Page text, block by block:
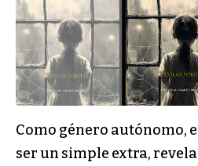
Como género autónomo,
ser un simple extra,